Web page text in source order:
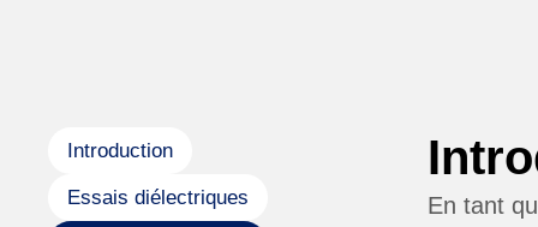
Introduction
Essais diélectriques
En tant